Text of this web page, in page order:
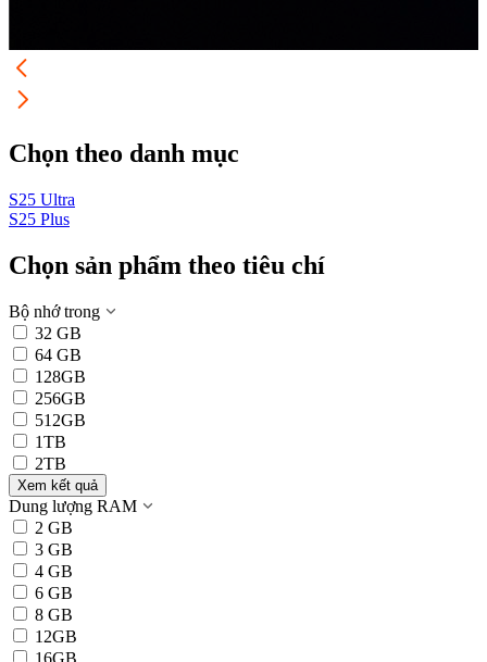
Chọn theo danh mục
S25 Ultra
S25 Plus
Chọn sản phẩm theo tiêu chí
Bộ nhớ trong
32 GB
64 GB
128GB
256GB
512GB
1TB
2TB
Xem kết quả
Dung lượng RAM
2 GB
3 GB
4 GB
6 GB
8 GB
12GB
16GB